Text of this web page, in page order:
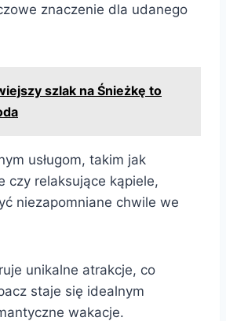
znaczenie dla udanego
szlak na Śnieżkę to
usługom, takim jak
czy relaksujące kąpiele,
niezapomniane chwile we
unikalne atrakcje, co
staje się idealnym
wakacje.